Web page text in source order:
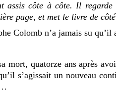
assis côte à côte. Il
page, et met le livre de
Colomb nʼa jamais su
mort, quatorze ans après
sʼagissait un nouveau